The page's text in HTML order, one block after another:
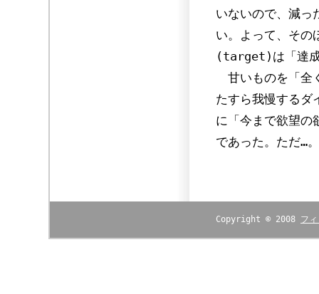
いないので、減っ
い。よって、その
(target)は「達成
甘いものを「全
たすら我慢するダ
に「今まで欲望の
であった。ただ…。
Copyright © 2008 フ